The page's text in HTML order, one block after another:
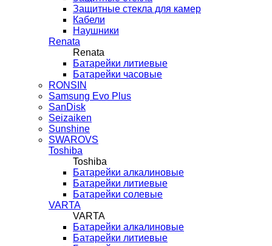
Защитные стекла для камер
Кабели
Наушники
Renata
Renata
Батарейки литиевые
Батарейки часовые
RONSIN
Samsung Evo Plus
SanDisk
Seizaiken
Sunshine
SWAROVS
Toshiba
Toshiba
Батарейки алкалиновые
Батарейки литиевые
Батарейки солевые
VARTA
VARTA
Батарейки алкалиновые
Батарейки литиевые